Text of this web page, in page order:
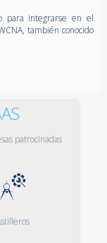
para integrarse en el
también conocido
patrocinadas